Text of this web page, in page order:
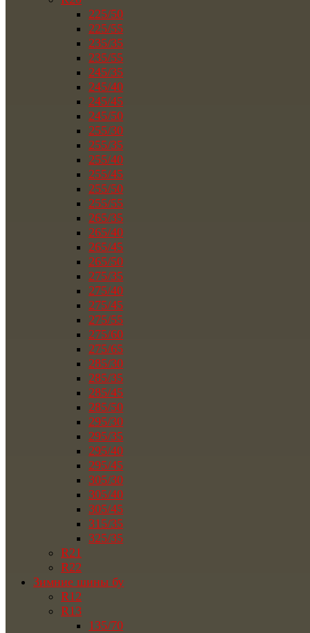
225/50
225/55
235/35
235/55
245/35
245/40
245/45
245/50
255/30
255/35
255/40
255/45
255/50
255/55
265/35
265/40
265/45
265/50
275/35
275/40
275/45
275/55
275/60
275/65
285/30
285/35
285/45
285/50
295/30
295/35
295/40
295/45
305/30
305/40
305/45
315/35
325/35
R21
R22
Зимние шины бу
R12
R13
135/70